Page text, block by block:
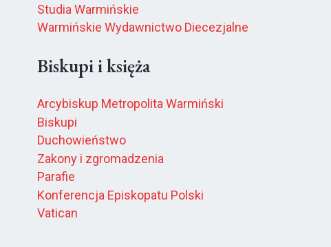
Studia Warmińskie
Warmińskie Wydawnictwo Diecezjalne
Biskupi i księża
Arcybiskup Metropolita Warmiński
Biskupi
Duchowieństwo
Zakony i zgromadzenia
Parafie
Konferencja Episkopatu Polski
Vatican